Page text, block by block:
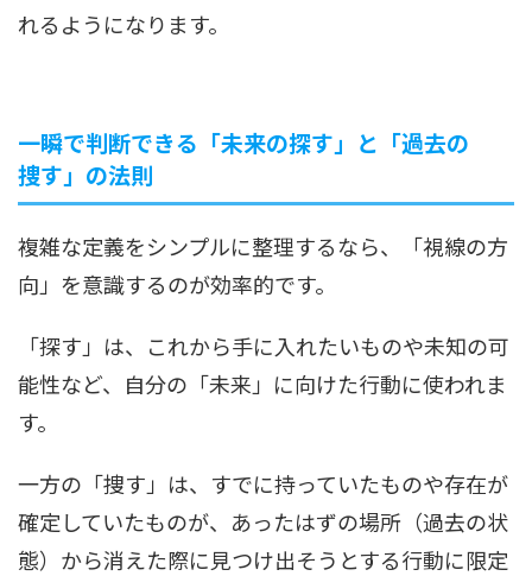
れるようになります。
一瞬で判断できる「未来の探す」と「過去の
捜す」の法則
複雑な定義をシンプルに整理するなら、「視線の方
向」を意識するのが効率的です。
「探す」は、これから手に入れたいものや未知の可
能性など、自分の「未来」に向けた行動に使われま
す。
一方の「捜す」は、すでに持っていたものや存在が
確定していたものが、あったはずの場所（過去の状
態）から消えた際に見つけ出そうとする行動に限定